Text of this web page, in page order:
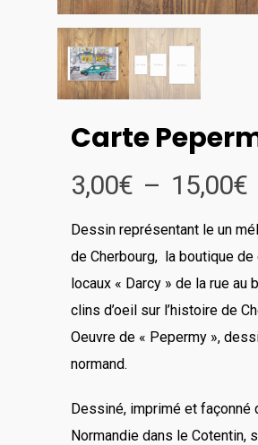
Carte
3,00€ – 15,00€
Dessin représentant le un
de Cherbourg, la boutique de
locaux « Darcy » de la rue au
clins d’oeil sur l’histoire de
Oeuvre de « Pepermy »,
normand.
Dessiné, imprimé et façonné
Normandie dans le Cotentin,